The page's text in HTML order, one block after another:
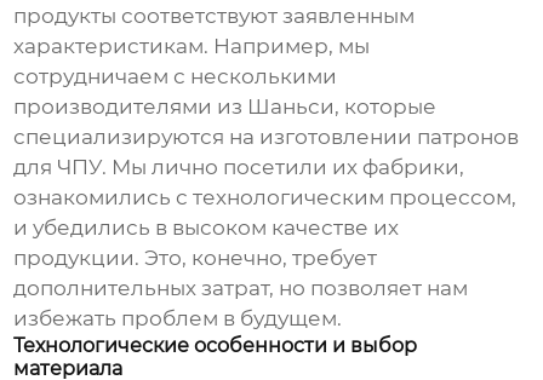
продукты соответствуют заявленным
характеристикам. Например, мы
сотрудничаем с несколькими
производителями из Шаньси, которые
специализируются на изготовлении патронов
для ЧПУ. Мы лично посетили их фабрики,
ознакомились с технологическим процессом,
и убедились в высоком качестве их
продукции. Это, конечно, требует
дополнительных затрат, но позволяет нам
избежать проблем в будущем.
Технологические особенности и выбор
материала